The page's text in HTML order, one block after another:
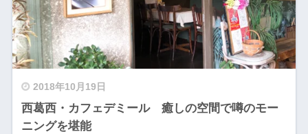
2018年10月19日
西葛西・カフェデミール 癒しの空間で噂のモー
ニングを堪能